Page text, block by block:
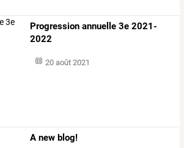
Progression annuelle 3e 2021-
2022
20 août 2021
A new blog!